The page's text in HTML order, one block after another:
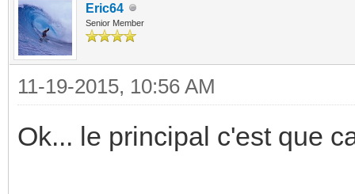
Eric64
Senior Member
11-19-2015, 10:56 AM
Ok... le principal c'est que